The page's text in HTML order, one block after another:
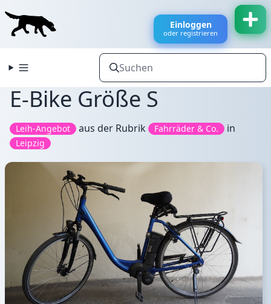
Einloggen
oder registrieren
E-Bike Größe S
Leih-Angebot aus der Rubrik Fahrräder & Co. in
Leipzig